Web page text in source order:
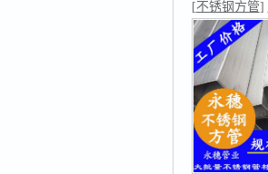
[不锈钢方管]